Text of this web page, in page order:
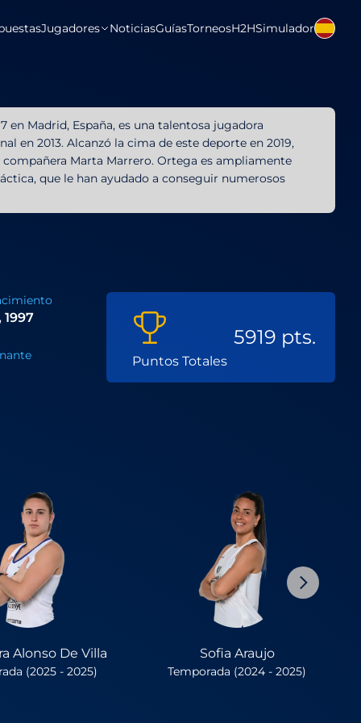
Jugadores NoticiasGuíasTorneosH2HSimulador
en Madrid, España, es una talentosa jugadora
en 2013. Alcanzó la cima de este deporte en 2019,
Marta Marrero. Ortega es ampliamente
que le han ayudado a conseguir numerosos
1997
Puntos Totales
5919 pts.
Alonso De Villa
(2025 - 2025)
Sofia Araujo
Temporada (2024 - 2025)